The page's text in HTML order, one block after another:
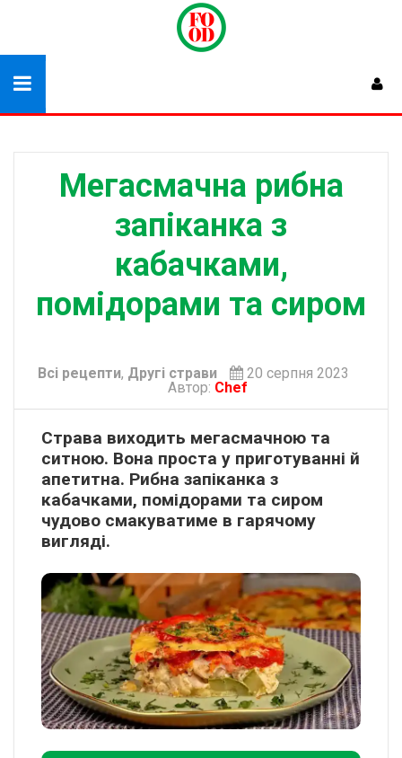
Мегасмачна рибна
запіканка з
кабачками,
помідорами та сиром
Всі рецепти, Другі страви
20 серпня 2023
Автор: Chef
Страва виходить мегасмачною та
ситною. Вона проста у приготуванні й
апетитна. Рибна запіканка з
кабачками, помідорами та сиром
чудово смакуватиме в гарячому
вигляді.